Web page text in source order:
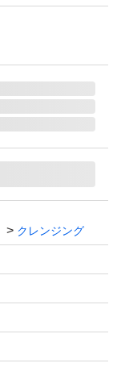
クレンジング